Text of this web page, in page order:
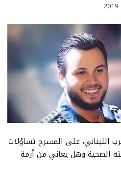
اللبناني، على المسرح تساؤلات
الصحية وهل يعاني من أزمة